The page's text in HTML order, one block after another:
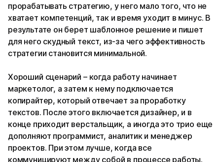
прорабатывать стратегию, у него мало того, что не
хватает компетенций, так и время уходит в минус. В
результате он берет шаблонное решение и пишет
для него скудный текст, из-за чего эффективность
стратегии становится минимальной.
Хороший сценарий – когда работу начинает
маркетолог, а затем к нему подключается
копирайтер, который отвечает за проработку
текстов. После этого включается дизайнер, и в
конце приходит верстальщик, а иногда это трио еще
дополняют программист, аналитик и менеджер
проектов. При этом лучше, когда все
коммуницируют между собой в процессе работы.